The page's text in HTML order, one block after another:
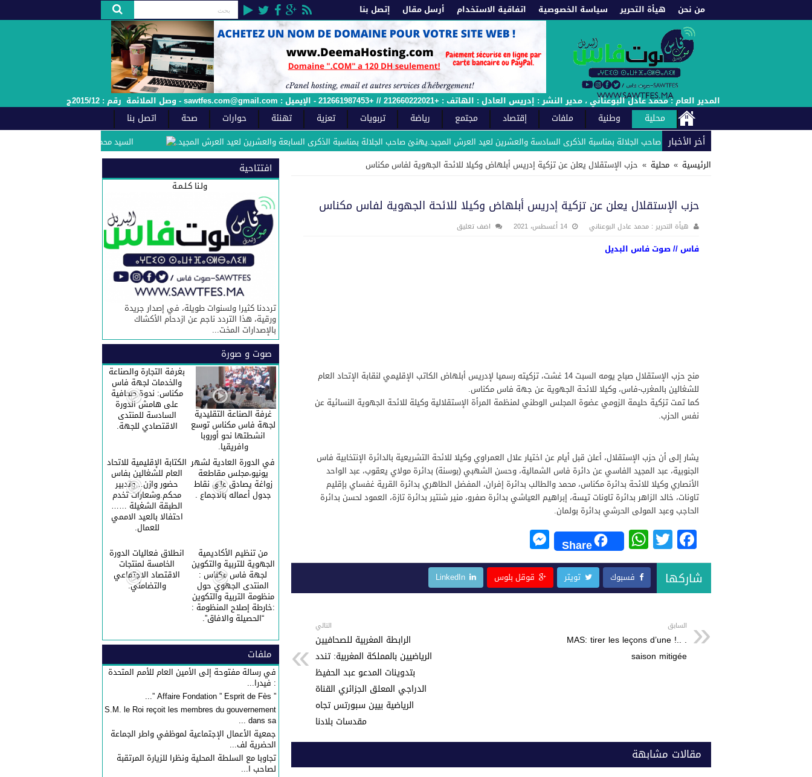
من نحن هيأة التحرير سياسة الخصوصية اتفاقية الاستخدام أرسل مقال إتصل بنا
المدير العام : محمد عادل البوعناني ، مدير النشر : إدريس العادل : الهاتف : +212660222021 // +212661987453 - الإيميل : sawtfes.com@gmail.com - وصل الملائمة رقم : 2015/12ج
محلية وطنية ملفات إقتصاد مجتمع رياضة تربويات تعزية تهنئة حوارات صحة اتصل بنا
أخر الأخبار
الفندقية زلاغ بارك بلاص يهنئ صاحب الجلالة بمناسبة الذكرى السادسة والعشرين لعيد العرش المجيد.يهنئ صاحب الجلالة بمناسبة الذكرى السابعة والعشرين لعيد العرش المجيد. السيد محمد مفيد الفاعل الجمعوي والسياسي بفاس يهنئ
افتتاحية
ولـنا كـلـمـة
ترددنا كثيرا ولسنوات طويلة، في إصدار جريدة
ورقية، هذا التردد ناجم عن ازدحام الأكشاك
بالإصدارات المخت...
صوت و صورة
غرفة الصناعة التقليدية
لجهة فاس مكناس توسع
انشطتها نحو أوروبا
وافريقيا.
بغرفة التجارة والصناعة
والخدمات لجهة فاس
مكناس: ندوة صحافية
على هامش الدورة
السادسة للمنتدى
الاقتصادي للجهة.
في الدورة العادية لشهر
يونيو،مجلس مقاطعة
زواغة يصادق على نقاط
جدول أعماله بالاجماع .
الكتابة الإقليمية للاتحاد
العام للشغالين بفاس
حضور وازن…وتدبير
محكم.وشعارات تخدم
الطبقة الشغيلة ……
احتفالا بالعيد الاممي
للعمال.
من تنظيم الأكاديمية
الجهوية للتربية والتكوين
لجهة فاس مكناس :
المنتدى الجهوي حول
منظومة التربية والتكوين
:خارطة إصلاح المنظومة :
“الحصيلة والافاق”.
انطلاق فعاليات الدورة
الخامسة لمنتجات
الاقتصاد الاجتماعي
والتضامني.
ملفات
في رسالة مفتوحة إلى الأمين العام للأمم المتحدة
: فيدرا...
” Affaire Fondation ” Esprit de Fès ”...
S.M. le Roi reçoit les membres du gouvernement
dans sa ...
جمعية الأعمال الإجتماعية لموظفي واطر الجماعة
الحضرية لف...
تجاوبا مع السلطة المحلية ونظرا للزيارة المرتقبة
لصاحب ا...
الرئيسية » محلية » حزب الإستقلال يعلن عن تزكية إدريس أبلهاض وكيلا للائحة الجهوية لفاس مكناس‎‎
حزب الإستقلال يعلن عن تزكية إدريس أبلهاض وكيلا للائحة الجهوية لفاس مكناس‎‎
هيأة التحرير : محمد عادل البوعناني 14 أغسطس، 2021 اضف تعليق
فاس // صوت فاس البديل
منح حزب الإستقلال صباح يومه السبت 14 غشت، تزكيته رسميا لإدريس أبلهاض الكاتب الإقليمي لنقابة الإتحاد العام
للشغالين بالمغرب-فاس، وكيلا للائحة الجهوية عن جهة فاس مكناس.
كما تمت تزكية حليمة الزومي عضوة المجلس الوطني لمنظمة المرأة الإستقلالية وكيلة للائحة الجهوية النسائية عن
نفس الحزب.
يشار إلى أن حزب الإستقلال، أعلن قبل أيام عن اختيار علال العمراوي وكيلا للائحة التشريعية بالدائرة الإنتخابية فاس
الجنوبية، عبد المجيد الفاسي عن دائرة فاس الشمالية، وحسن الشهبي (بوسنة) بدائرة مولاي يعقوب، عبد الواحد
الأنصاري وكيلا للائحة بدائرة مكناس، محمد والطالب بدائرة إفران، المفضل الطاهري بدائرة القرية غفساي بإقليم
تاونات، خالد الزاهر بدائرة تاونات تيسة، إبراهيم العياشي بدائرة صفرو، منير شنتير بدائرة تازة، العمود لحسن بدائرة
الحاجب وعبد المولى الحرشي بدائرة بولمان.
F
a
c
e
b
o
o
T
wi
tt
er
W
h
at
s
p
p
Share
e
ss
e
شاركها فسبوك تويتر قوقل بلوس LinkedIn
السابق
. ..! MAS: tirer les leçons d’une
saison mitigée
التالي
الرابطة المغربية للصحافيين
الرياضيين بالمملكة المغربية: تندد
بتدوينات المدعو عبد الحفيظ
الدراجي المعلق الجزائري القناة
الرياضية بيين سبورتس تجاه
مقدسات بلادنا
مقالات مشابهة